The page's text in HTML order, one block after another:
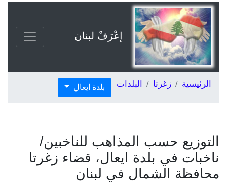
إعْرَفْ لبنان
الرئيسية زغرتا البلدات بلدة ايعال
التوزيع حسب المذاهب للناخبين/
ناخبات في بلدة ايعال، قضاء زغرتا
محافظة الشمال في لبنان